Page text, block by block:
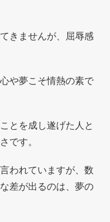
きませんが、屈辱感
や夢こそ情熱の素で
とを成し遂げた人と
です。
われていますが、数
差が出るのは、夢の